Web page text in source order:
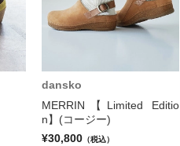
dansko
MERRIN【Limited Editio
n】(コージー)
¥30,800 （税込）